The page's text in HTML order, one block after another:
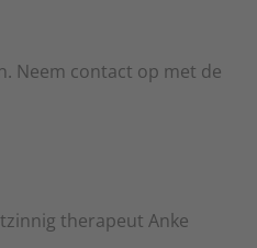
Neem contact op met de
therapeut Anke